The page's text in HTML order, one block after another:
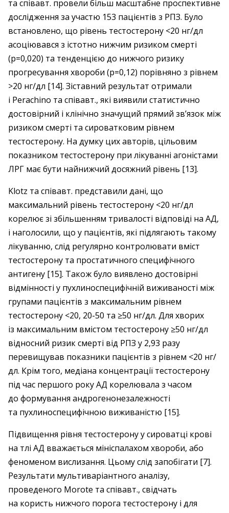
та співавт. провели більш масштабне проспективне
дослідження за участю 153 пацієнтів з РПЗ. Було
встановлено, що рівень тестостерону <20 нг/дл
асоціювався з істотно нижчим ризиком смерті
(p=0,020) та тенденцією до нижчого ризику
прогресування хвороби (p=0,12) порівняно з рівнем
>20 нг/дл [14]. Зіставний результат отримали
і Perachino та співавт., які виявили статистично
достовірний і клінічно значущий прямий зв’язок між
ризиком смерті та сироватковим рівнем
тестостерону. На думку цих авторів, цільовим
показником тестостерону при лікуванні агоністами
ЛРГ має бути найнижчий досяжний рівень [13].
Klotz та співавт. представили дані, що
максимальний рівень тестостерону <20 нг/дл
корелює зі збільшенням тривалості відповіді на АД,
і наголосили, що у пацієнтів, які підлягають такому
лікуванню, слід регулярно контролювати вміст
тестостерону та простатичного специфічного
антигену [15]. Також було виявлено достовірні
відмінності у пухлиноспецифічній виживаності між
групами пацієнтів з максимальним рівнем
тестостерону <20, 20-50 та ≥50 нг/дл. Для хворих
із максимальним вмістом тестостерону ≥50 нг/дл
відносний ризик смерті від РПЗ у 2,93 разу
перевищував показники пацієнтів з рівнем <20 нг/
дл. Крім того, медіана концентрації тестостерону
під час першого року АД корелювала з часом
до формування андрогенонезалежності
та пухлиноспецифічною виживаністю [15].
Підвищення рівня тестостерону у сироватці крові
на тлі АД вважається мініспалахом хвороби, або
феноменом вислизання. Цьому слід запобігати [7].
Результати мультиваріантного аналізу,
проведеного Morote та співавт., свідчать
на користь нижчого порога тестостерону і для